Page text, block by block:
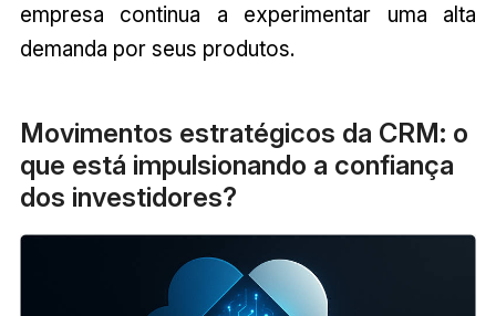
empresa continua a experimentar uma alta
demanda por seus produtos.
Movimentos estratégicos da CRM: o
que está impulsionando a confiança
dos investidores?